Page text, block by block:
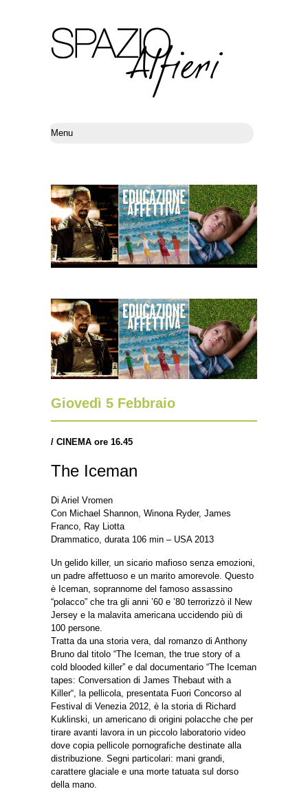
Giovedì 5 Febbraio
/ CINEMA ore 16.45
The Iceman
Di Ariel Vromen
Con Michael Shannon, Winona Ryder, James
Franco, Ray Liotta
Drammatico, durata 106 min – USA 2013
Un gelido killer, un sicario mafioso senza emozioni,
un padre affettuoso e un marito amorevole. Questo
è Iceman, soprannome del famoso assassino
“polacco” che tra gli anni ’60 e ’80 terrorizzò il New
Jersey e la malavita americana uccidendo più di
100 persone.
Tratta da una storia vera, dal romanzo di Anthony
Bruno dal titolo “The Iceman, the true story of a
cold blooded killer” e dal documentario “The Iceman
tapes: Conversation di James Thebaut with a
Killer“, la pellicola, presentata Fuori Concorso al
Festival di Venezia 2012, è la storia di Richard
Kuklinski, un americano di origini polacche che per
tirare avanti lavora in un piccolo laboratorio video
dove copia pellicole pornografiche destinate alla
distribuzione. Segni particolari: mani grandi,
carattere glaciale e una morte tatuata sul dorso
della mano.